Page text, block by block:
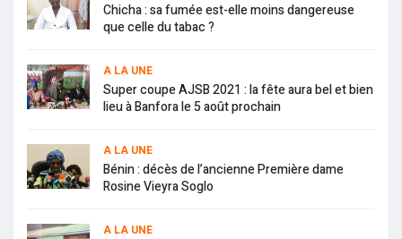
Chicha : sa fumée est-elle moins dangereuse
que celle du tabac ?
A LA UNE
Super coupe AJSB 2021 : la fête aura bel et bien
lieu à Banfora le 5 août prochain
A LA UNE
Bénin : décès de l’ancienne Première dame
Rosine Vieyra Soglo
A LA UNE